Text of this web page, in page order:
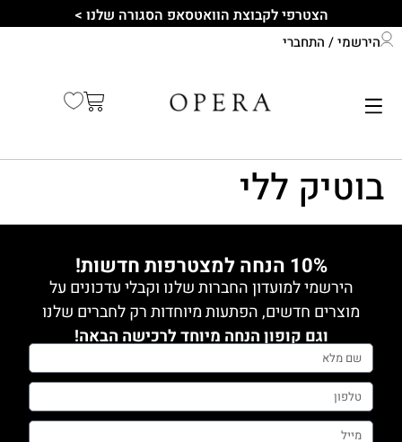
הצטרפי לקבוצת הוואטסאפ הסגורה שלנו >
הירשמי / התחברי
בוטיק ללי
10% הנחה למצטרפות חדשות!
הירשמי למועדון החברות שלנו וקבלי עדכונים על
מוצרים חדשים, הפתעות מיוחדות רק לחברים שלנו
וגם קופון הנחה מיוחד לרכישה הבאה!